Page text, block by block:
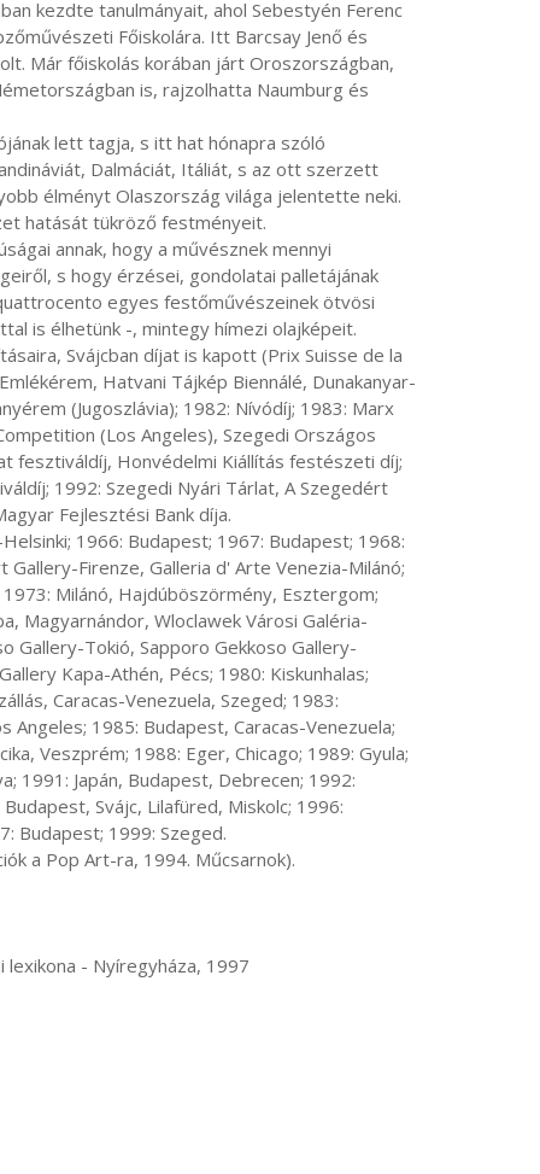
Főiskolára. Itt Barcsay Jenő és
Már főiskolás korában járt Oroszországban,
is, rajzolhatta Naumburg és
Dalmáciát, Itáliát, s az ott szerzett
élményt Olaszország világa jelentette neki.
hatását tükröző festményeit.
s hogy érzései, gondolatai palletájának
egyes festőművészeinek ötvösi
is élhetünk -, mintegy hímezi olajképeit.
Hatvani Tájkép Biennálé, Dunakanyar-
(Jugoszlávia); 1982: Nívódíj; 1983: Marx
(Los Angeles), Szegedi Országos
fesztiváldíj, Honvédelmi Kiállítás festészeti díj;
1992: Szegedi Nyári Tárlat, A Szegedért
Fejlesztési Bank díja.
Firenze, Galleria d' Arte Venezia-Milánó;
Milánó, Hajdúböszörmény, Esztergom;
Magyarnándor, Wloclawek Városi Galéria-
Gallery-Tokió, Sapporo Gekkoso Gallery-
Kapa-Athén, Pécs; 1980: Kiskunhalas;
Caracas-Venezuela, Szeged; 1983:
Angeles; 1985: Budapest, Caracas-Venezuela;
Veszprém; 1988: Eger, Chicago; 1989: Gyula;
1991: Japán, Budapest, Debrecen; 1992:
Svájc, Lilafüred, Miskolc; 1996:
Budapest; 1999: Szeged.